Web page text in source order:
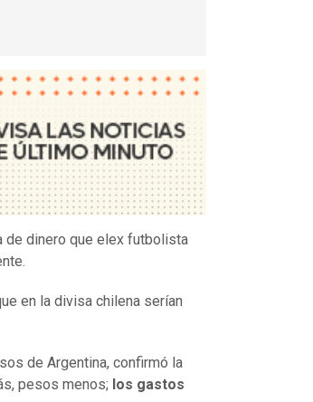
de dinero que elex futbolista
en la divisa chilena serían
de Argentina, confirmó la
pesos menos; los gastos